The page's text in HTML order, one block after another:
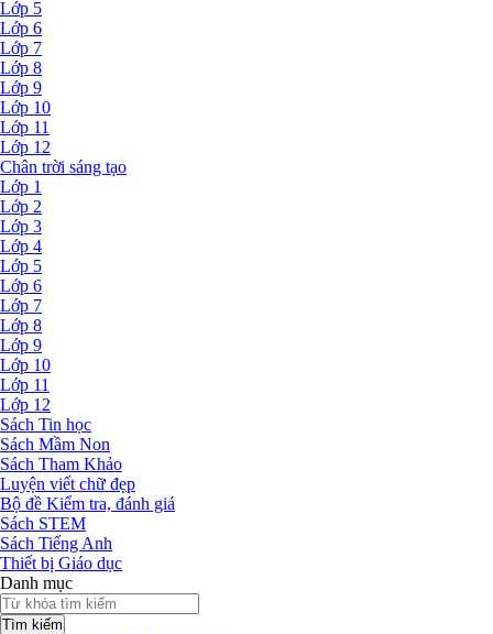
Lớp 5
Lớp 6
Lớp 7
Lớp 8
Lớp 9
Lớp 10
Lớp 11
Lớp 12
Chân trời sáng tạo
Lớp 1
Lớp 2
Lớp 3
Lớp 4
Lớp 5
Lớp 6
Lớp 7
Lớp 8
Lớp 9
Lớp 10
Lớp 11
Lớp 12
Sách Tin học
Sách Mầm Non
Sách Tham Khảo
Luyện viết chữ đẹp
Bộ đề Kiểm tra, đánh giá
Sách STEM
Sách Tiếng Anh
Thiết bị Giáo dục
Danh mục
Tìm kiếm